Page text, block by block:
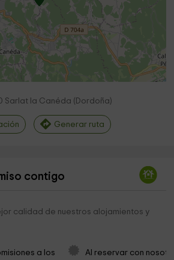
Sarlat la Canéda ( Dordoña)
Generar ruta
contigo
calidad de nuestros alojamientos y
a los
Al reservar con